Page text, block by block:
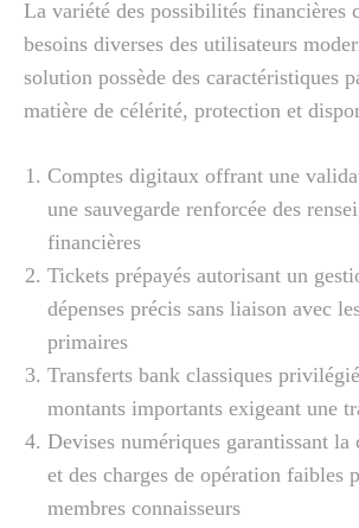
La variété des possibilités financières
besoins diverses des utilisateurs
solution possède des caractéristiques
matière de célérité, protection et
Comptes digitaux offrant une
une sauvegarde renforcée des
financières
Tickets prépayés autorisant un
dépenses précis sans liaison avec
primaires
Transferts bank classiques
montants importants exigeant une
Devises numériques garantissant
et des charges de opération faibles
membres connaisseurs